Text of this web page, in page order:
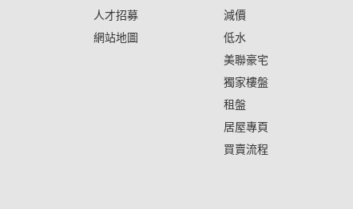
人才招募
網站地圖
減價
低水
美聯豪宅
獨家樓盤
租盤
居屋專頁
買賣流程